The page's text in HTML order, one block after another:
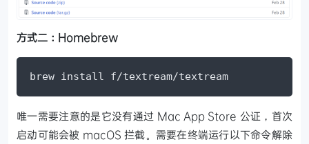
方式二：Homebrew
brew install f/textream/textream
唯一需要注意的是它没有通过 Mac App Store 公证，首次
启动可能会被 macOS 拦截。需要在终端运行以下命令解除